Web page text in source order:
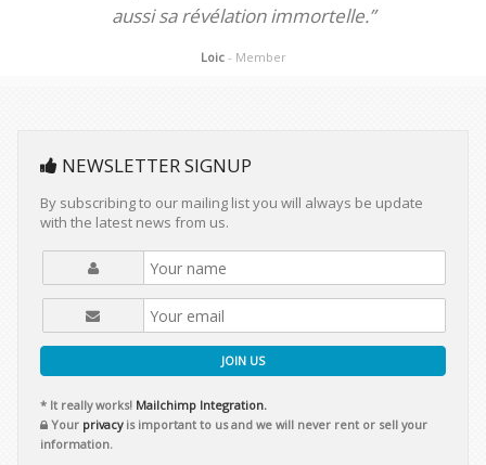
aussi sa révélation immortelle.”
Loic - Member
NEWSLETTER SIGNUP
By subscribing to our mailing list you will always be update
with the latest news from us.
JOIN US
* It really works! Mailchimp Integration.
Your privacyis important to us and we will never rent or sell your
information.